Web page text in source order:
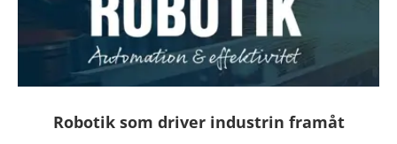
Robotik som driver industrin framåt